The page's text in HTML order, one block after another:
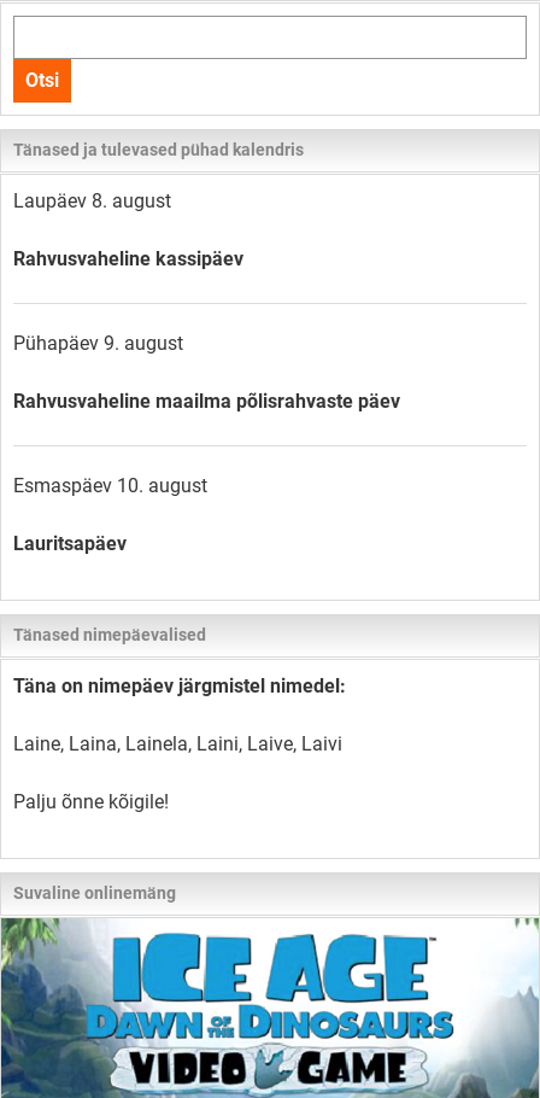
kogu
lehelt
Otsi
Tänased ja tulevased pühad kalendris
Laupäev 8. august
Rahvusvaheline kassipäev
Pühapäev 9. august
Rahvusvaheline maailma põlisrahvaste päev
Esmaspäev 10. august
Lauritsapäev
Tänased nimepäevalised
Täna on nimepäev järgmistel nimedel:
Laine, Laina, Lainela, Laini, Laive, Laivi
Palju õnne kõigile!
Suvaline onlinemäng